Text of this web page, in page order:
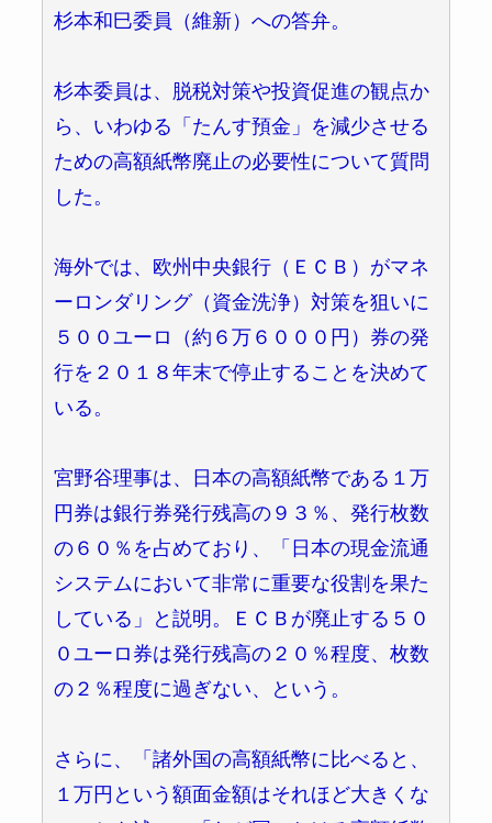
杉本和巳委員（維新）への答弁。
杉本委員は、脱税対策や投資促進の観点か
ら、いわゆる「たんす預金」を減少させる
ための高額紙幣廃止の必要性について質問
した。
海外では、欧州中央銀行（ＥＣＢ）がマネ
ーロンダリング（資金洗浄）対策を狙いに
５００ユーロ（約６万６０００円）券の発
行を２０１８年末で停止することを決めて
いる。
宮野谷理事は、日本の高額紙幣である１万
円券は銀行券発行残高の９３％、発行枚数
の６０％を占めており、「日本の現金流通
システムにおいて非常に重要な役割を果た
している」と説明。ＥＣＢが廃止する５０
０ユーロ券は発行残高の２０％程度、枚数
の２％程度に過ぎない、という。
さらに、「諸外国の高額紙幣に比べると、
１万円という額面金額はそれほど大きくな